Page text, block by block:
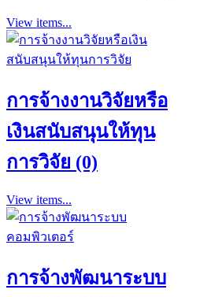
View items...
การจ้างงานวิจัยหรือ
เงินสนับสนุนให้ทุน
การวิจัย (0)
View items...
การจ้างพัฒนาระบบ